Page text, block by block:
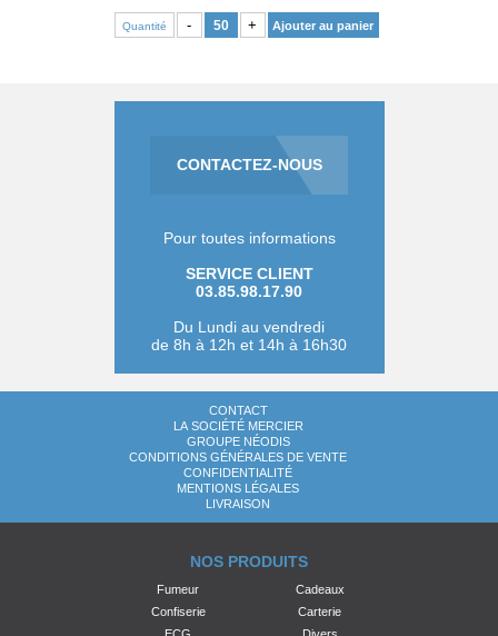
Quantité - + Ajouter au panier
CONTACTEZ-NOUS
Pour toutes informations
SERVICE CLIENT
03.85.98.17.90
Du Lundi au vendredi
de 8h à 12h et 14h à 16h30
CONTACT
LA SOCIÉTÉ MERCIER
GROUPE NÉODIS
CONDITIONS GÉNÉRALES DE VENTE
CONFIDENTIALITÉ
MENTIONS LÉGALES
LIVRAISON
NOS PRODUITS
Fumeur
Confiserie
Cadeaux
Carterie